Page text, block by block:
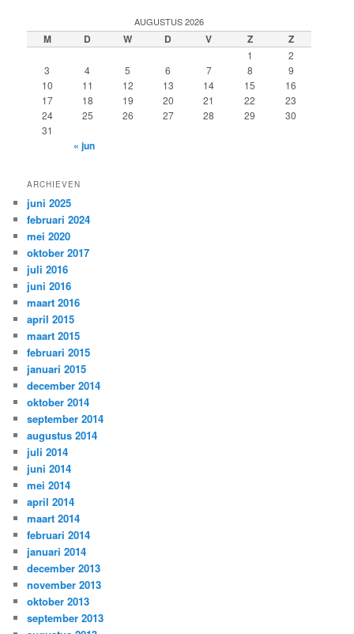
AUGUSTUS 2026
M D W D V Z Z
1
2
3
4 5 6 7 8
9
10
11 12 13 14 15
16
17
18 19 20 21 22
23
24
25 26 27 28 29
30
31
« jun
ARCHIEVEN
juni 2025
februari 2024
mei 2020
oktober 2017
juli 2016
juni 2016
maart 2016
april 2015
maart 2015
februari 2015
januari 2015
december 2014
oktober 2014
september 2014
augustus 2014
juli 2014
juni 2014
mei 2014
april 2014
maart 2014
februari 2014
januari 2014
december 2013
november 2013
oktober 2013
september 2013